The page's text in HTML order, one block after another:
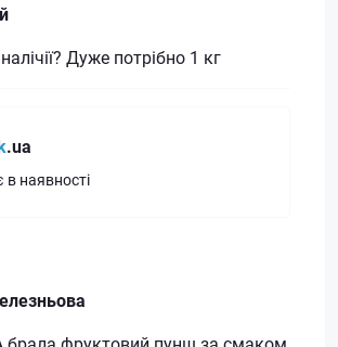
Дуже потрібно 1 кг
.ua
в наявності